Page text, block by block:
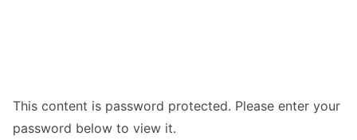
This content is password protected. Please enter your
password below to view it.